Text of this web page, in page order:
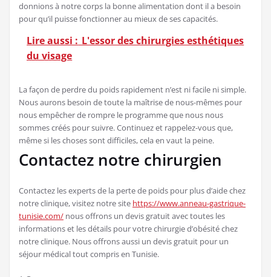
donnions à notre corps la bonne alimentation dont il a besoin
pour qu’il puisse fonctionner au mieux de ses capacités.
Lire aussi : L'essor des chirurgies esthétiques
du visage
La façon de perdre du poids rapidement n’est ni facile ni simple.
Nous aurons besoin de toute la maîtrise de nous-mêmes pour
nous empêcher de rompre le programme que nous nous
sommes créés pour suivre. Continuez et rappelez-vous que,
même si les choses sont difficiles, cela en vaut la peine.
Contactez notre chirurgien
Contactez les experts de la perte de poids pour plus d’aide chez
notre clinique, visitez notre site https://www.anneau-gastrique-
tunisie.com/ nous offrons un devis gratuit avec toutes les
informations et les détails pour votre chirurgie d’obésité chez
notre clinique. Nous offrons aussi un devis gratuit pour un
séjour médical tout compris en Tunisie.